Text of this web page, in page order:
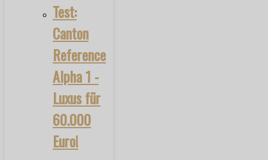
Test:
Canton
Reference
Alpha 1 -
Luxus für
60.000
Euro!